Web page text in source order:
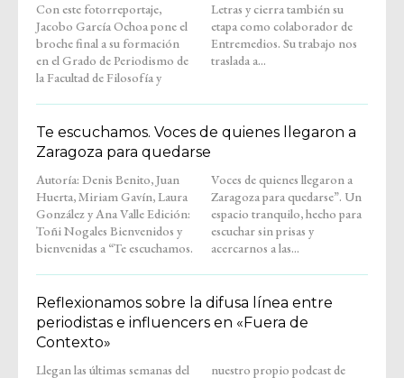
Con este fotorreportaje,
Jacobo García Ochoa pone el
broche final a su formación
en el Grado de Periodismo de
la Facultad de Filosofía y
Letras y cierra también su
etapa como colaborador de
Entremedios. Su trabajo nos
traslada a...
Te escuchamos. Voces de quienes llegaron a
Zaragoza para quedarse
Autoría: Denis Benito, Juan
Huerta, Miriam Gavín, Laura
González y Ana Valle Edición:
Toñi Nogales Bienvenidos y
bienvenidas a “Te escuchamos.
Voces de quienes llegaron a
Zaragoza para quedarse”. Un
espacio tranquilo, hecho para
escuchar sin prisas y
acercarnos a las...
Reflexionamos sobre la difusa línea entre
periodistas e influencers en «Fuera de
Contexto»
Llegan las últimas semanas del
nuestro propio podcast de